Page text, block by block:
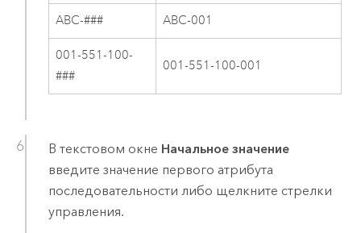
ABC-### ABC-001
001-551-100-
###
001-551-100-001
В текстовом окне Начальное значение
введите значение первого атрибута
последовательности либо щелкните стрелки
управления.